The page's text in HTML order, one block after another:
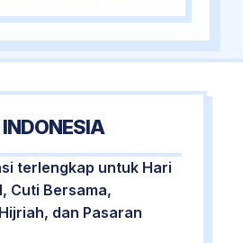
terlengkap untuk Hari
Cuti Bersama,
dan Pasaran